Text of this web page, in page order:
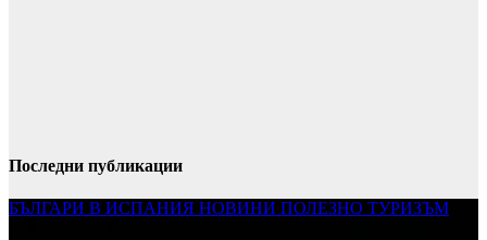
Последни публикации
БЪЛГАРИ В ИСПАНИЯ НОВИНИ ПОЛЕЗНО ТУРИЗЪМ